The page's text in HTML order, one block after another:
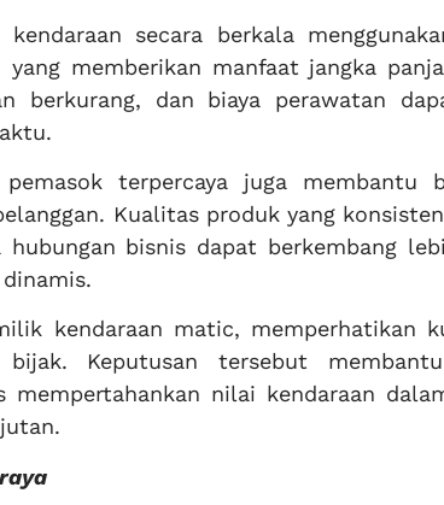
kendaraan secara berkala
yang memberikan manfaat jangka
berkurang, dan biaya perawatan
terpercaya juga membantu
Kualitas produk yang
hubungan bisnis dapat berkembang
kendaraan matic, memperhatikan
bijak. Keputusan tersebut
mempertahankan nilai kendaraan
raya